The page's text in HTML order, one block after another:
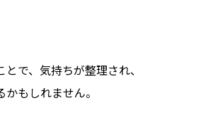
で、気持ちが整理され、
もしれません。